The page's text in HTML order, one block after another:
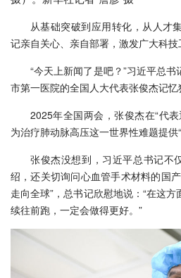
从基础突破到应用转化，从人才
记亲自关心、亲自部署，激发广大科技
“今天上新闻了是吧？”习近平总
市第一医院的全国人大代表张俊杰记忆
2025年全国两会，张俊杰在“代表
为治疗肺动脉高压这一世界性难题提供
张俊杰没想到，习近平总书记不
绍，还关切询问心血管手术材料的国
走向全球”，总书记欣慰地说：“在这
续往前跑，一定会做得更好。”